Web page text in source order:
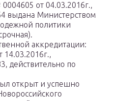
от 04.03.2016г.,
выдана Министерством
политики
аккредитации:
действительно по
открыт и успешно